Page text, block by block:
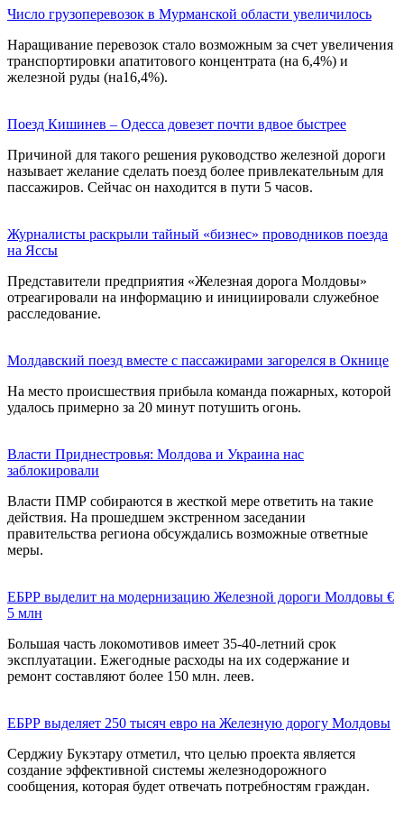
Число грузоперевозок в Мурманской области увеличилось
Наращивание перевозок стало возможным за счет увеличения
транспортировки апатитового концентрата (на 6,4%) и
железной руды (на16,4%).
Поезд Кишинев – Одесса довезет почти вдвое быстрее
Причиной для такого решения руководство железной дороги
называет желание сделать поезд более привлекательным для
пассажиров. Cейчас он находится в пути 5 часов.
Журналисты раскрыли тайный «бизнес» проводников поезда
на Яссы
Представители предприятия «Железная дорога Молдовы»
отреагировали на информацию и инициировали служебное
расследование.
Молдавский поезд вместе с пассажирами загорелся в Окнице
На место происшествия прибыла команда пожарных, которой
удалось примерно за 20 минут потушить огонь.
Власти Приднестровья: Молдова и Украина нас
заблокировали
Власти ПМР собираются в жесткой мере ответить на такие
действия. На прошедшем экстренном заседании
правительства региона обсуждались возможные ответные
меры.
ЕБРР выделит на модернизацию Железной дороги Молдовы €
5 млн
Большая часть локомотивов имеет 35-40-летний срок
эксплуатации. Ежегодные расходы на их содержание и
ремонт составляют более 150 млн. леев.
ЕБРР выделяет 250 тысяч евро на Железную дорогу Молдовы
Серджиу Букэтару отметил, что целью проекта является
создание эффективной системы железнодорожного
сообщения, которая будет отвечать потребностям граждан.